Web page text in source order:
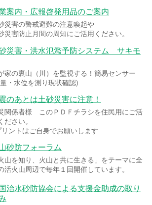
案内・広報啓発用品のご案内
災害の警戒避難の注意喚起や
災害防止月間の周知にご活用ください。
災害・洪水氾濫予防システム サキモ
家の裏山（川）を監視する！簡易センサー
・水位を測り現状確認)
のあとは土砂災害に注意！
関係者様 このＰＤＦチラシを住民用にご活
ださい。
ントはご自身でお願いします
砂防フォーラム
山を知り、火山と共に生きる」をテーマに全
活火山周辺で毎年１回開催しています。
治水砂防協会による支援金助成の取り